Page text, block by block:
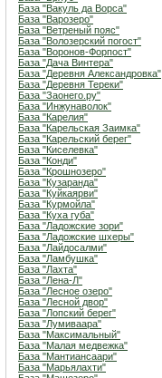
База "Вакуль да Ворса"
База "Варозеро"
База "Ветреный пояс"
База "Волозерский погост"
База "Воронов-Форпост"
База "Дача Винтера"
База "Деревня Александровка"
База "Деревня Тереки"
База "Заонего.ру"
База "Инжунаволок"
База "Карелия"
База "Карельская Заимка"
База "Карельский берег"
База "Киселевка"
База "Конди"
База "Крошнозеро"
База "Кузаранда"
База "Куйкаярви"
База "Курмойла"
База "Куха губа"
База "Ладожские зори"
База "Ладожские шхеры"
База "Лайдосалми"
База "Ламбушка"
База "Лахта"
База "Лена-Л"
База "Лесное озеро"
База "Лесной двор"
База "Лопский берег"
База "Лумиваара"
База "Максимальный"
База "Малая медвежка"
База "Мантиансаари"
База "Марьялахти"